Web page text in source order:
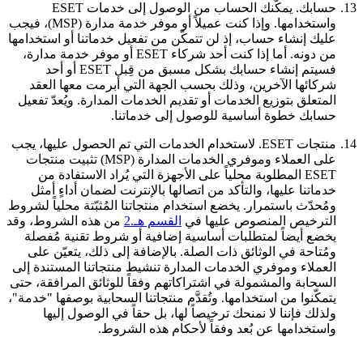
13. حسابك.
يمكّنك الحساب من الوصول إلى خدمات ESET
واستخدامها. وإذا كنت عميلاً أو موفر خدمة مدارة (MSP)، فيجب
عليك إنشاء حساب، إذ لن تتمكّن من تفعيل خدماتنا أو استخدامها
من دونه. أما إذا كنت أحد شركاء ESET أو موفر خدمة مدارة،
فسيتم إنشاء حسابك بشكل مسبق من قِبل ESET أو أحد
شركائها الآخرين، وذلك بحسب الجهة التي أبرمت معها العقد
المتعلق بتوزيع الخدمات أو تقديم الخدمات المدارة. ويُعدّ تفعيل
حسابك خطوة أساسية للوصول إلى خدماتنا.
14. منتجات ESET.
لاستخدام الخدمات التي تم الحصول عليها، يجب
على العملاء وموفري الخدمات المدارة (MSP) تثبيت منتجات
ESET المطلوبة محلياً على الأجهزة التي يُراد الاستفادة من
خدماتنا عليها، والتأكد من اتصالها بالإنترنت لضمان أداءٍ أمثل
ومُحدّث باستمرار. يخضع استخدام منتجاتنا المُثبّتة محلياً لشروط
الترخيص المنصوص عليها في القسم هـ.2
من هذه الشروط، وقد
يخضع أيضاً لمتطلبات أساسية إضافية أو شروط تقنية مُفصلة
ومُتاحة في الوثائق ذات الصلة. بالإضافة إلى ذلك، يتعيّن على
العملاء وموفري الخدمات المدارة تنشيط منتجاتنا المستندة إلى
السحابة والمشمولة في اشتراكاتهم وفقاً للوثائق المرافقة، حتى
يتمكّنوا من استخدامها. وتُقدَّم منتجاتنا السحابية بوصفها "خدمة"،
ولذلك فإننا لا نمنحك ترخيصاً لها، بل حقاً في الوصول إليها
واستخدامها عن بُعد وفقاً لأحكام هذه الشروط.